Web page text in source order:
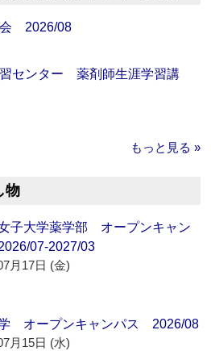
2026/08
センター 薬剤師生涯学習講
もっと見る »
物
子大学薬学部 オープンキャン
07-2027/03
月17日 (金)
オープンキャンパス 2026/08
月15日 (水)